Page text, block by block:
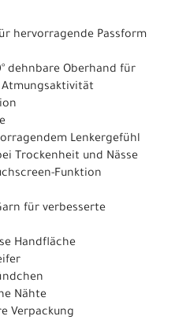
hervorragende Passform
dehnbare Oberhand für
Atmungsaktivität
Lenkergefühl
Trockenheit und Nässe
Funktion
für verbesserte
Handfläche
Nähte
Verpackung